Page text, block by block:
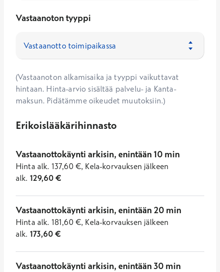
Vastaanoton tyyppi
(Vastaanoton alkamisaika ja tyyppi vaikuttavat
hintaan. Hinta-arvio sisältää palvelu- ja Kanta-
maksun. Pidätämme oikeudet muutoksiin.)
Erikoislääkärihinnasto
Vastaanottokäynti arkisin, enintään 10 min
Hinta alk. 137,60 €, Kela-korvauksen jälkeen
alk. 129,60€
Vastaanottokäynti arkisin, enintään 20 min
Hinta alk. 181,60 €, Kela-korvauksen jälkeen
alk. 173,60€
Vastaanottokäynti arkisin, enintään 30 min